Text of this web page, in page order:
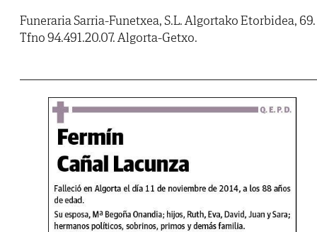
Funeraria Sarria-Funetxea, S.L. Algortako Etorbidea, 69.
Tfno 94.491.20.07. Algorta-Getxo.